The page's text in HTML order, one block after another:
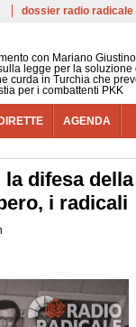
Salta al
dossier radio radicale
con Mariano
legge per la soluzione
curda in Turchia che
per i combattenti PKK
DIRETTE AGENDA
difesa
i radicali